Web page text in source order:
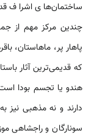
ساختمان‌های اشراف
چندین مرکز مهم از
پاهار پر، ماهاستان،
که قدیمی‌ترین آثار
هندو یا تجسم بودا
دارند و نه مذهبی نیز
سونارگان و راجشاهی